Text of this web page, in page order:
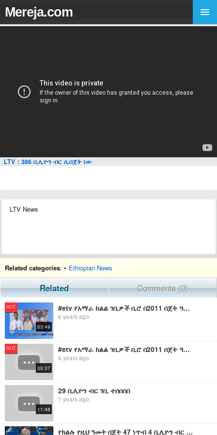
Mereja.com
LTV : 386 ቢሊዮን ብር ሊበጀት ነው
LTV News
Related categories: • Ethiopian News
Related Comments (0)
HOT
03:49
#etv የአማራ ክልል ገቢዎች ቢሮ በ2011 በጀት ዓመት ለመሰብሰብ ካቀደው 12 ቢሊዮን ብር ውስጥ 11 ነጥብ 1 ቢሊዮን ብር ገቢ መሰብሰቡን አስታወቀ።
6 years ago
HOT
00:37
#etv የአማራ ክልል ገቢዎች ቢሮ በ2011 በጀት ዓመት ለመሰብሰብ ካቀደው 12 ቢሊዮን ብር ውስጥ 11 ነጥብ 1 ቢሊዮን ብር ገቢ መሰብሰቡን አስታወቀ።
6 years ago
11:48
29 ቢሊዮን ብር ገቢ ተሰበሰበ
7 years ago
የክልሉ የዚህ ዓመት በጀት 47 ነጥብ 4 ቢሊዮን ብር ሆኖ ጸደቀ፡፡